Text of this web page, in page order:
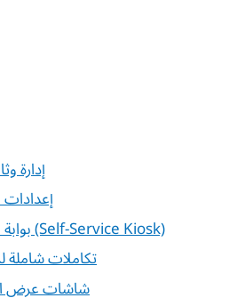
إدارة
بوابة الخدمة الذاتية للزوار (Self-Service Kiosk)
تكاملات شاملة
شاشات عرض